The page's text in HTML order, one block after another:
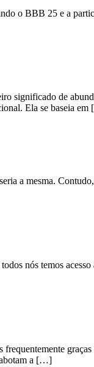
o BBB 25 e a
significado de
Ela se baseia
a mesma.
nós temos
a […]